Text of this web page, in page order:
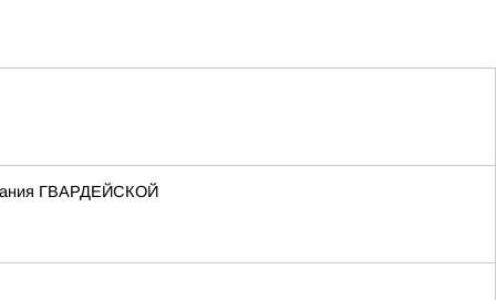
ГВАРДЕЙСКОЙ